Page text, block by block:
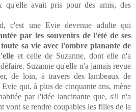
qu'elle avait pris pour des amis, des
c'est une Evie devenue adulte qui
par les souvenirs de l'été de ses
sa vie avec l'ombre planante de
et celle de Suzanne, dont elle n'a
Suzanne qu'elle n'a jamais revue
de loin, à travers des lambeaux de
qui, à plus de cinquante ans, mène
par l'idée lancinante que, s'il n'a
vont se rendre coupables les filles de la